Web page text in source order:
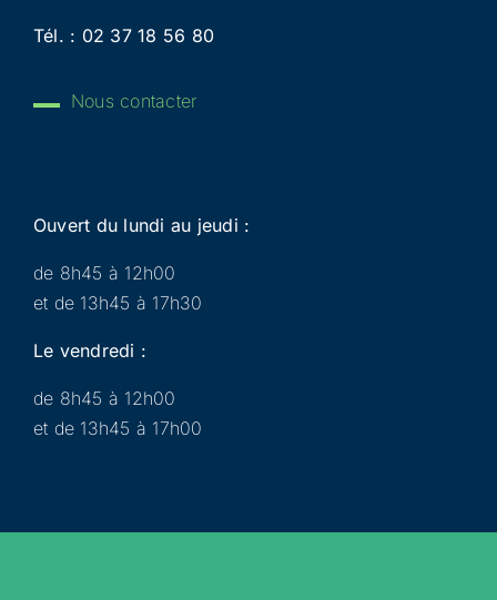
Tél. : 02 37 18 56 80
Nous contacter
Ouvert du lundi au jeudi :
de 8h45 à 12h00
et de 13h45 à 17h30
Le vendredi :
de 8h45 à 12h00
et de 13h45 à 17h00